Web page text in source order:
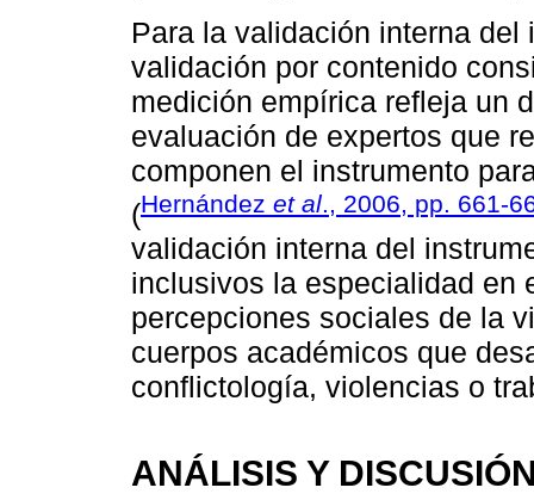
Para la validación interna
validación por contenido
medición empírica refleja un
evaluación de expertos que
componen el instrumento
(Hernández et al., 2006, pp. 661-
validación interna del
inclusivos la especialidad en
percepciones sociales de la
cuerpos académicos que
conflictología, violencias o
ANÁLISIS Y